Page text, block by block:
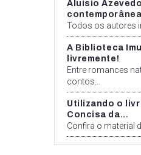
Aluísio
Todos os autores
A Biblioteca
livremente!
Entre romances
contos...
Utilizando o
Concisa da...
Confira o material